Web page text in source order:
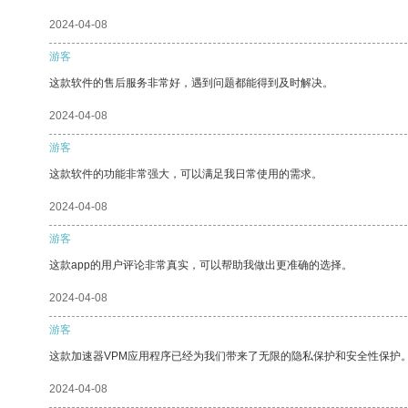
2024-04-08
游客
这款软件的售后服务非常好，遇到问题都能得到及时解决。
2024-04-08
游客
这款软件的功能非常强大，可以满足我日常使用的需求。
2024-04-08
游客
这款app的用户评论非常真实，可以帮助我做出更准确的选择。
2024-04-08
游客
这款加速器VPM应用程序已经为我们带来了无限的隐私保护和安全性保护
2024-04-08